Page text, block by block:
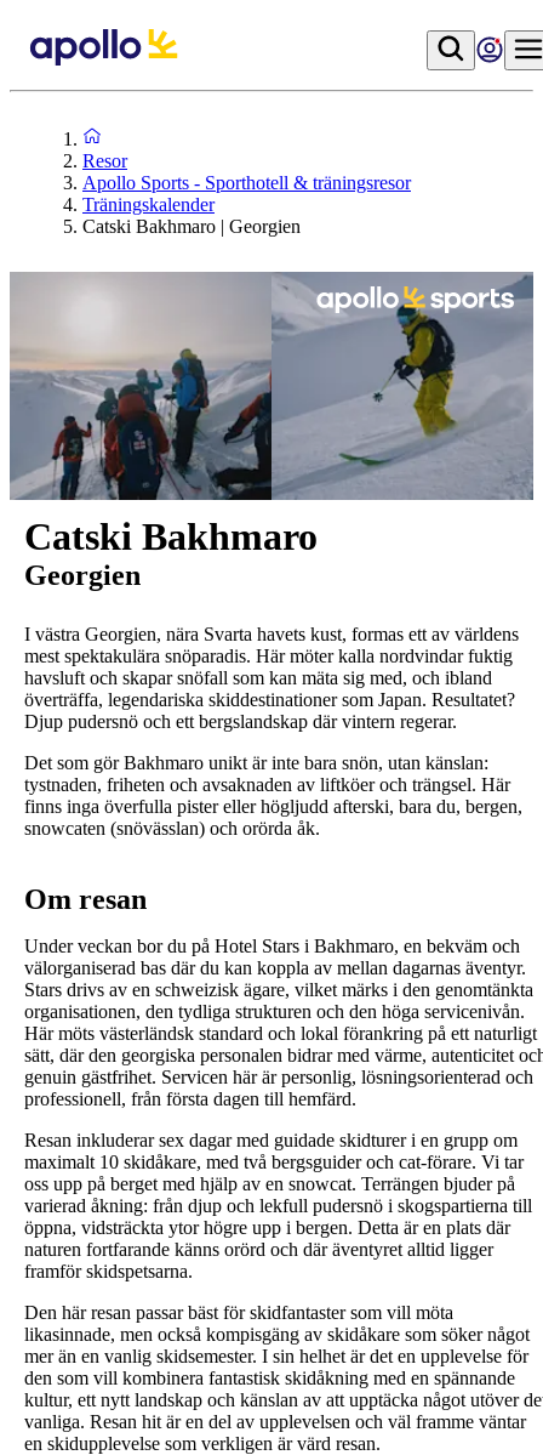
Resor
Apollo Sports - Sporthotell & träningsresor
Träningskalender
Catski Bakhmaro | Georgien
Catski Bakhmaro
Georgien
I västra Georgien, nära Svarta havets kust, formas ett av världens
mest spektakulära snöparadis. Här möter kalla nordvindar fuktig
havsluft och skapar snöfall som kan mäta sig med, och ibland
överträffa, legendariska skiddestinationer som Japan. Resultatet?
Djup pudersnö och ett bergslandskap där vintern regerar.
Det som gör Bakhmaro unikt är inte bara snön, utan känslan:
tystnaden, friheten och avsaknaden av liftköer och trängsel. Här
finns inga överfulla pister eller högljudd afterski, bara du, bergen,
snowcaten (snövässlan) och orörda åk.
Om resan
Under veckan bor du på Hotel Stars i Bakhmaro, en bekväm och
välorganiserad bas där du kan koppla av mellan dagarnas äventyr.
Stars drivs av en schweizisk ägare, vilket märks i den genomtänkta
organisationen, den tydliga strukturen och den höga servicenivån.
Här möts västerländsk standard och lokal förankring på ett naturligt
sätt, där den georgiska personalen bidrar med värme, autenticitet
genuin gästfrihet. Servicen här är personlig, lösningsorienterad och
professionell, från första dagen till hemfärd.
Resan inkluderar sex dagar med guidade skidturer i en grupp om
maximalt 10 skidåkare, med två bergsguider och cat-förare. Vi tar
oss upp på berget med hjälp av en snowcat. Terrängen bjuder på
varierad åkning: från djup och lekfull pudersnö i skogspartierna till
öppna, vidsträckta ytor högre upp i bergen. Detta är en plats där
naturen fortfarande känns orörd och där äventyret alltid ligger
framför skidspetsarna.
Den här resan passar bäst för skidfantaster som vill möta
likasinnade, men också kompisgäng av skidåkare som söker något
mer än en vanlig skidsemester. I sin helhet är det en upplevelse för
den som vill kombinera fantastisk skidåkning med en spännande
kultur, ett nytt landskap och känslan av att upptäcka något utöver
vanliga. Resan hit är en del av upplevelsen och väl framme väntar
en skidupplevelse som verkligen är värd resan.